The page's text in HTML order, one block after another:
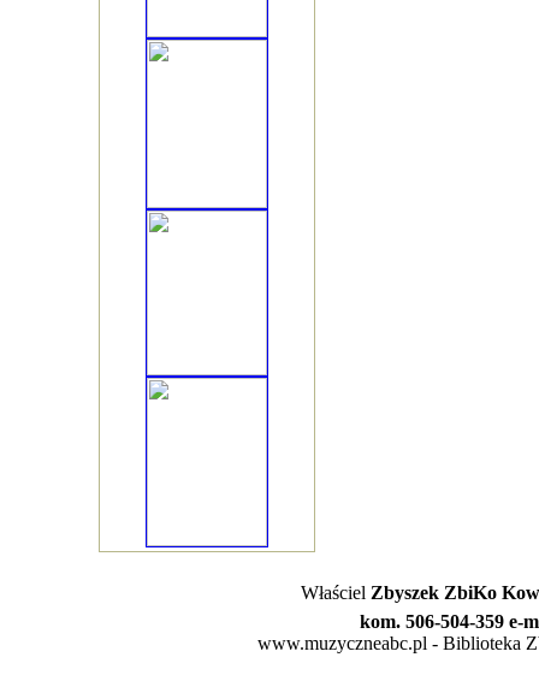
Właściel Zbyszek ZbiKo
kom. 506-504-359 e-
www.muzyczneabc.pl - Biblioteka